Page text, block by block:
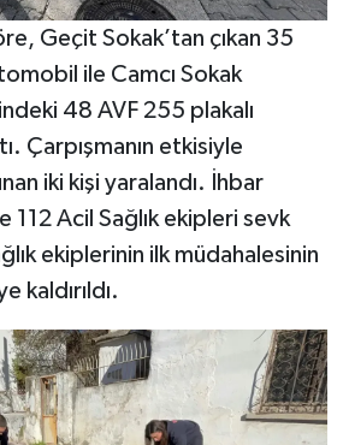
Geçit Sokak’tan çıkan 35
ile Camcı Sokak
48 AVF 255 plakalı
Çarpışmanın etkisiyle
iki kişi yaralandı. İhbar
112 Acil Sağlık ekipleri sevk
ekiplerinin ilk müdahalesinin
kaldırıldı.